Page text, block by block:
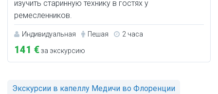
изучить старинную технику в гостях у
ремесленников.
Индивидуальная Пешая 2 часа
141 €за экскурсию
Экскурсии в капеллу Медичи во Флоренции